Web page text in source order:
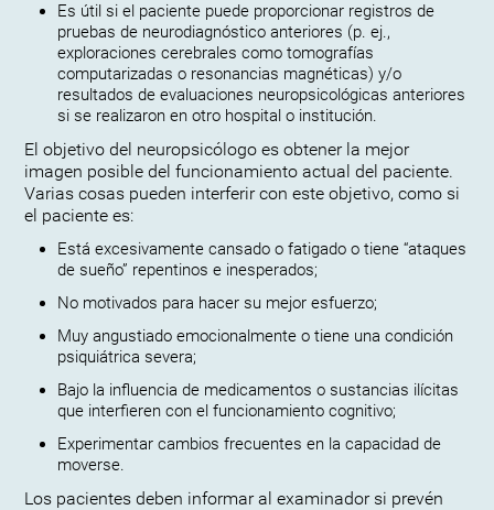
Es útil si el paciente puede proporcionar registros de
pruebas de neurodiagnóstico anteriores (p. ej.,
exploraciones cerebrales como tomografías
computarizadas o resonancias magnéticas) y/o
resultados de evaluaciones neuropsicológicas anteriores
si se realizaron en otro hospital o institución.
El objetivo del neuropsicólogo es obtener la mejor
imagen posible del funcionamiento actual del paciente.
Varias cosas pueden interferir con este objetivo, como si
el paciente es:
Está excesivamente cansado o fatigado o tiene “ataques
de sueño” repentinos e inesperados;
No motivados para hacer su mejor esfuerzo;
Muy angustiado emocionalmente o tiene una condición
psiquiátrica severa;
Bajo la influencia de medicamentos o sustancias ilícitas
que interfieren con el funcionamiento cognitivo;
Experimentar cambios frecuentes en la capacidad de
moverse.
Los pacientes deben informar al examinador si prevén